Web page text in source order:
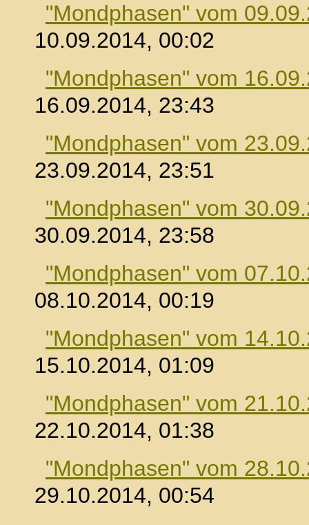
"Mondphasen" vom
10.09.2014, 00:02
"Mondphasen" vom
16.09.2014, 23:43
"Mondphasen" vom
23.09.2014, 23:51
"Mondphasen" vom
30.09.2014, 23:58
"Mondphasen" vom
08.10.2014, 00:19
"Mondphasen" vom
15.10.2014, 01:09
"Mondphasen" vom
22.10.2014, 01:38
"Mondphasen" vom
29.10.2014, 00:54